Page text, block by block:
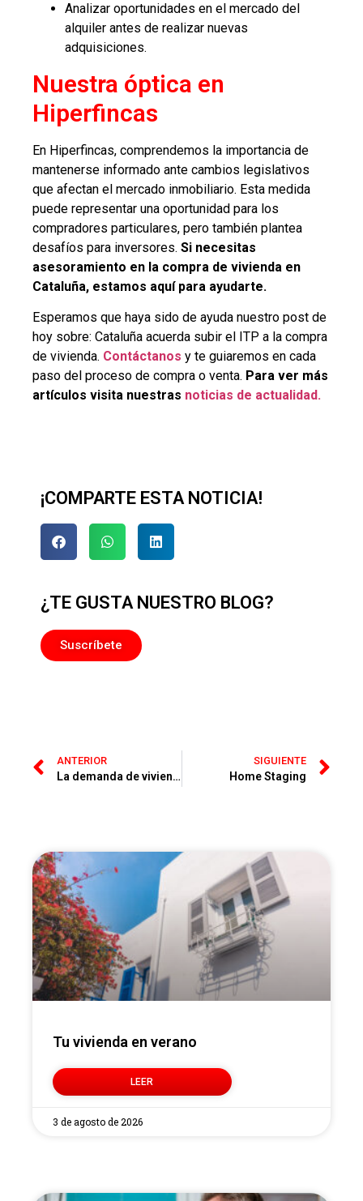
Analizar oportunidades en el mercado del
alquiler antes de realizar nuevas
adquisiciones.
Nuestra óptica en
Hiperfincas
En Hiperfincas, comprendemos la importancia de
mantenerse informado ante cambios legislativos
que afectan el mercado inmobiliario. Esta medida
puede representar una oportunidad para los
compradores particulares, pero también plantea
desafíos para inversores. Si necesitas
asesoramiento en la compra de vivienda en
Cataluña, estamos aquí para ayudarte.
Esperamos que haya sido de ayuda nuestro post de
hoy sobre: Cataluña acuerda subir el ITP a la compra
de vivienda. Contáctanos y te guiaremos en cada
paso del proceso de compra o venta. Para ver más
artículos visita nuestras noticias de actualidad.
¡COMPARTE ESTA NOTICIA!
¿TE GUSTA NUESTRO BLOG?
Suscríbete
ANTERIOR
La demanda de vivienda crece un 39%: ¿Qué significa para el mercado inmobiliario?
SIGUIENTE
Home Staging
Tu vivienda en verano
LEER
3 de agosto de 2026